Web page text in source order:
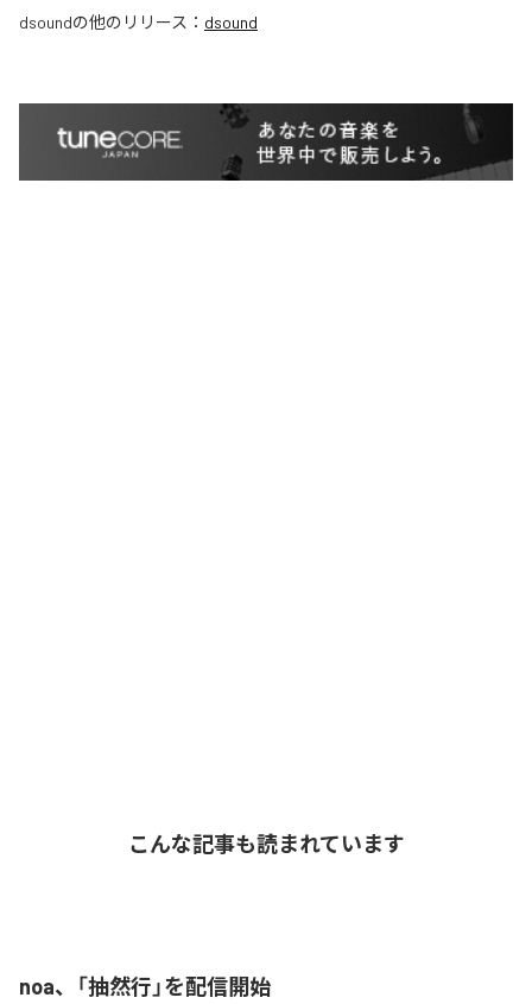
dsoundの他のリリース： dsound
こんな記事も読まれています
noa、「抽然行」を配信開始